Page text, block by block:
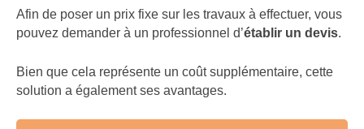
Afin de poser un prix fixe sur les travaux à effectuer, vous
pouvez demander à un professionnel d’établir un devis.
Bien que cela représente un coût supplémentaire, cette
solution a également ses avantages.